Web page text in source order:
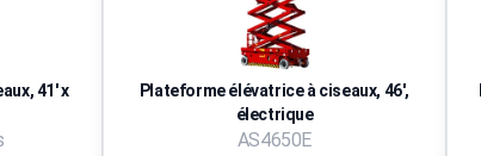
41' x
Plateforme élévatrice à ciseaux, 46',
électrique
AS4650E